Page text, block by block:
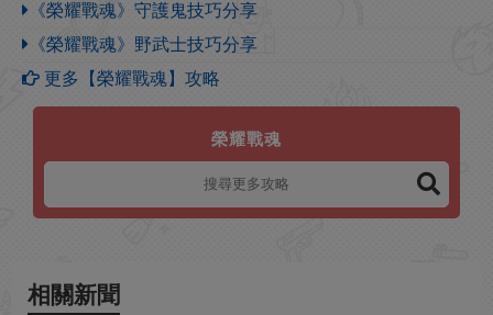
《榮耀戰魂》守護鬼技巧分享
《榮耀戰魂》野武士技巧分享
更多【榮耀戰魂】攻略
榮耀戰魂
相關新聞